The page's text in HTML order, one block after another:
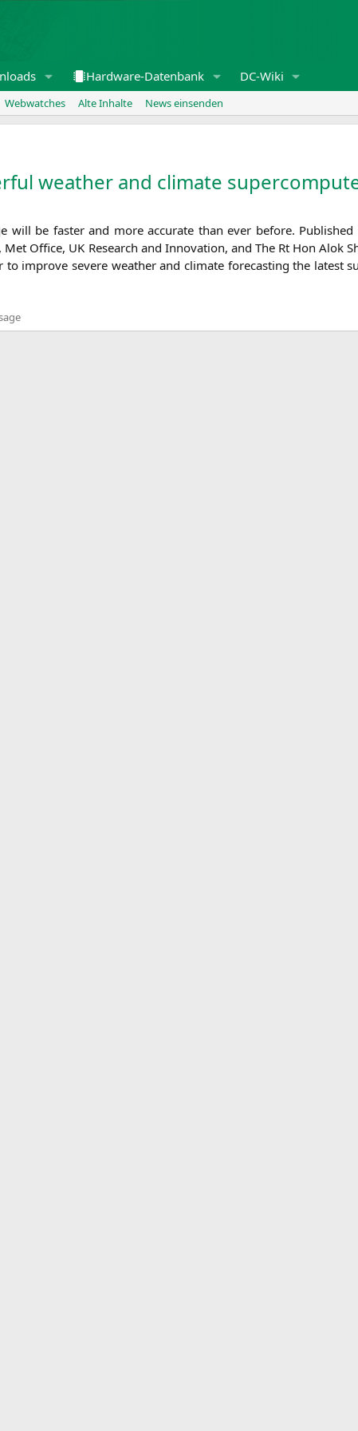
Hardware-Datenbank DC-Wiki
Webwatches Alte Inhalte News einsenden
weather and climate
will be fas­ter and more accu­ra­te than ever befo­re.
Met Office, UK Rese­arch and Inno­va­ti­on, and The Rt Hon Alok
impro­ve seve­re wea­ther and cli­ma­te fore­cas­ting the latest